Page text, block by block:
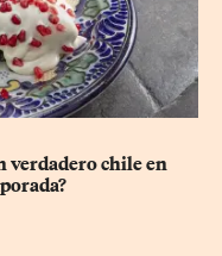
verdadero chile en